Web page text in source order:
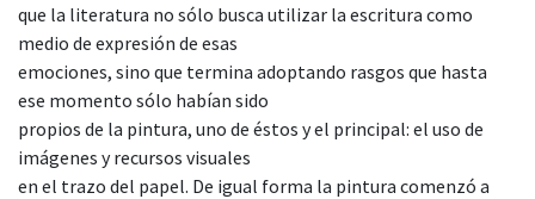
que la literatura no sólo busca utilizar la escritura como
medio de expresión de esas
emociones, sino que termina adoptando rasgos que hasta
ese momento sólo habían sido
propios de la pintura, uno de éstos y el principal: el uso de
imágenes y recursos visuales
en el trazo del papel. De igual forma la pintura comenzó a